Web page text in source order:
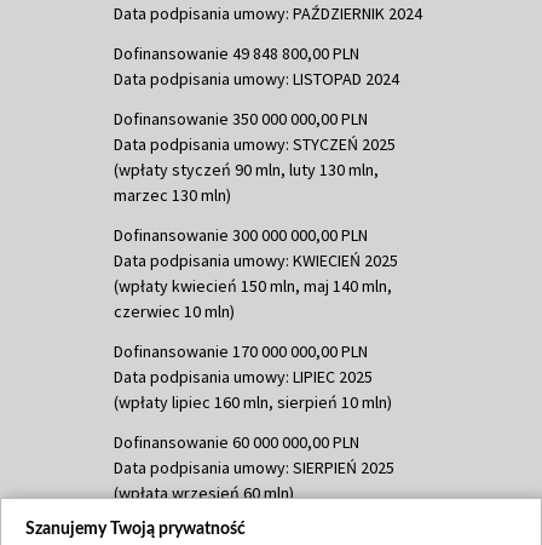
Data podpisania umowy: PAŹDZIERNIK 2024
Dofinansowanie 49 848 800,00 PLN
Data podpisania umowy: LISTOPAD 2024
Dofinansowanie 350 000 000,00 PLN
Data podpisania umowy: STYCZEŃ 2025
(wpłaty styczeń 90 mln, luty 130 mln,
marzec 130 mln)
Dofinansowanie 300 000 000,00 PLN
Data podpisania umowy: KWIECIEŃ 2025
(wpłaty kwiecień 150 mln, maj 140 mln,
czerwiec 10 mln)
Dofinansowanie 170 000 000,00 PLN
Data podpisania umowy: LIPIEC 2025
(wpłaty lipiec 160 mln, sierpień 10 mln)
Dofinansowanie 60 000 000,00 PLN
Data podpisania umowy: SIERPIEŃ 2025
(wpłata wrzesień 60 mln)
Dofinansowanie 635 783 051,21 PLN
Szanujemy Twoją prywatność